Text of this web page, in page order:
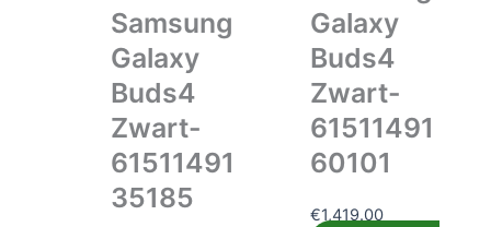
Samsung
Galaxy
Buds4
Zwart-
61511491
35185
Galaxy
Buds4
Zwart-
61511491
60101
€1,419.00